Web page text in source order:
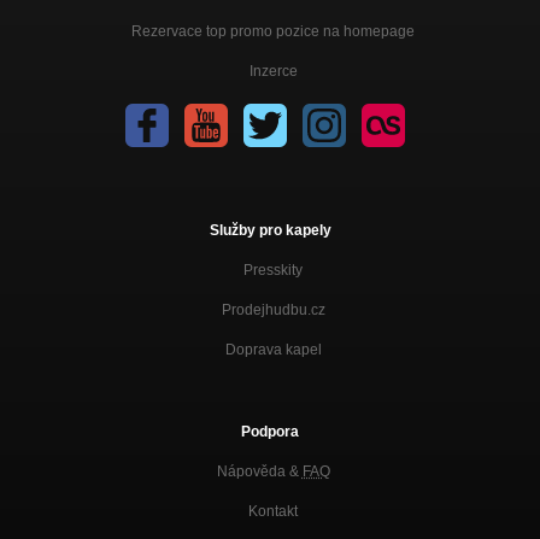
Rezervace top promo pozice na homepage
Inzerce
Služby pro kapely
Presskity
Prodejhudbu.cz
Doprava kapel
Podpora
Nápověda & FAQ
Kontakt